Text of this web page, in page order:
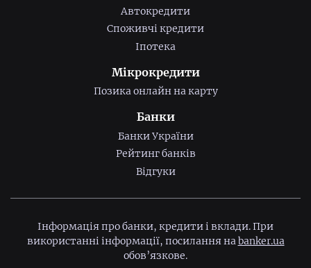
Автокредити
Споживчі кредити
Іпотека
Мікрокредити
Позика онлайн на карту
Банки
Банки України
Рейтинг банків
Відгуки
Інформація про банки, кредити і вклади. При
використанні інформації, посилання на banker.ua
обов’язкове.